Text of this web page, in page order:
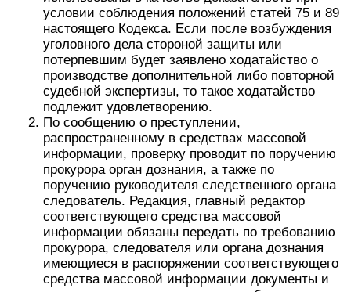
условии соблюдения положений статей 75 и 89
настоящего Кодекса. Если после возбуждения
уголовного дела стороной защиты или
потерпевшим будет заявлено ходатайство о
производстве дополнительной либо повторной
судебной экспертизы, то такое ходатайство
подлежит удовлетворению.
По сообщению о преступлении,
распространенному в средствах массовой
информации, проверку проводит по поручению
прокурора орган дознания, а также по
поручению руководителя следственного органа
следователь. Редакция, главный редактор
соответствующего средства массовой
информации обязаны передать по требованию
прокурора, следователя или органа дознания
имеющиеся в распоряжении соответствующего
средства массовой информации документы и